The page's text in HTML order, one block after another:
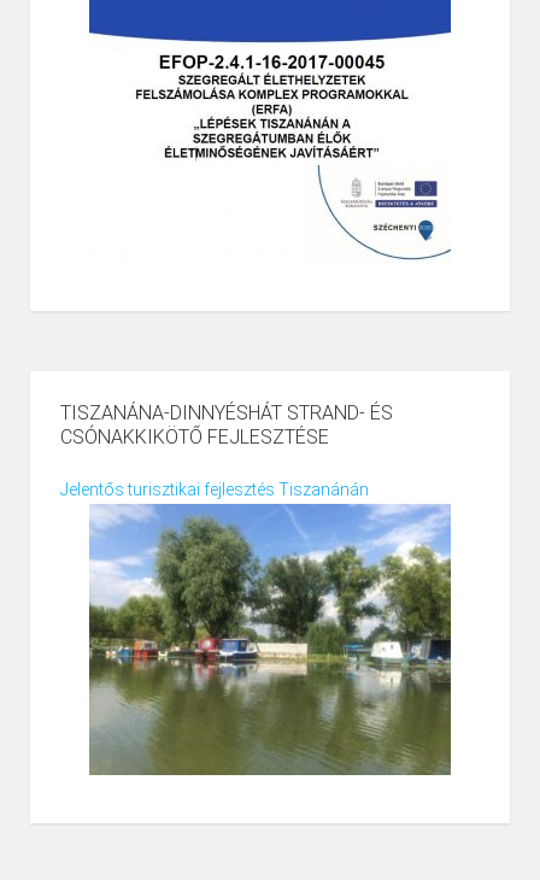
TISZANÁNA-DINNYÉSHÁT STRAND- ÉS
CSÓNAKKIKÖTŐ FEJLESZTÉSE
Jelentős turisztikai fejlesztés Tiszanánán